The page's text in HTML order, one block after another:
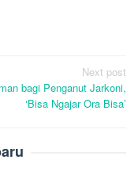
Next post
bagi Penganut Jarkoni,
‘Bisa Ngajar Ora Bisa’